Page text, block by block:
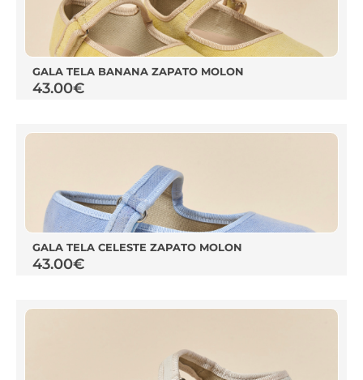
GALA TELA BANANA ZAPATO MOLON
43.00€
GALA TELA CELESTE ZAPATO MOLON
43.00€